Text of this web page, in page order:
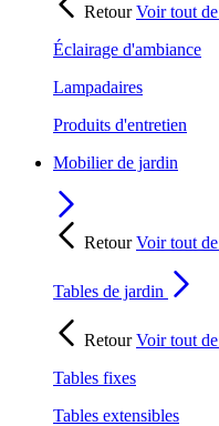
RetourVoir tout de
Éclairage d'ambiance
Lampadaires
Produits d'entretien
Mobilier de jardin
RetourVoir tout de
Tables de jardin
RetourVoir tout de
Tables fixes
Tables extensibles